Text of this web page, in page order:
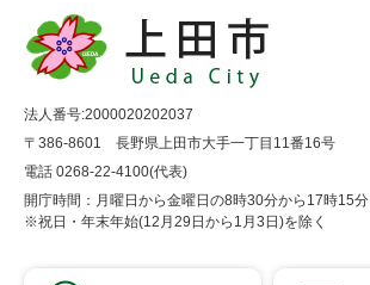
法人番号:2000020202037
〒386-8601 長野県上田市大手一丁目11番16号
電話 0268-22-4100(代表)
開庁時間：月曜日から金曜日の8時30分から17時15分
※祝日・年末年始(12月29日から1月3日)を除く